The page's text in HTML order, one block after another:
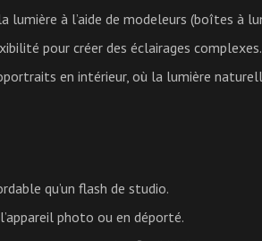
lumière à l’aide de modeleurs (boîtes à
pour créer des éclairages complexes.
en intérieur, où la lumière
qu’un flash de studio.
photo ou en déporté.